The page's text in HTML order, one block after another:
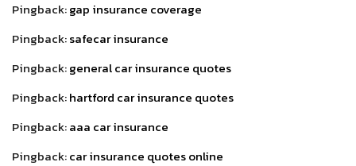
Pingback:gap insurance coverage
Pingback:safecar insurance
Pingback:general car insurance quotes
Pingback:hartford car insurance quotes
Pingback:aaa car insurance
Pingback:car insurance quotes online